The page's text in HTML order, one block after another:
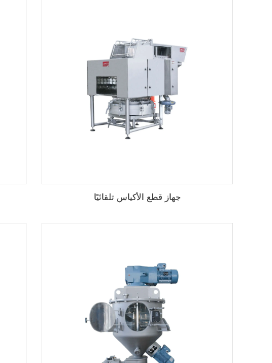
جهاز قطع الأكياس تلقائيًا